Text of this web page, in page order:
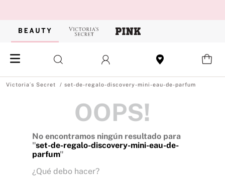
set-de-regalo-discovery-mini-eau-de-parfum
OOPS!
No encontramos ningún resultado para
"set-de-regalo-discovery-mini-eau-de-
parfum"
¿Qué debo hacer?